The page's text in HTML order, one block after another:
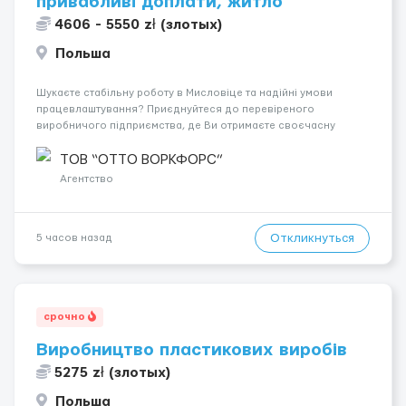
4606 - 5550 zł (злотых)
Польша
Шукаєте стабільну роботу в Мисловіце та надійні умови
працевлаштування? Приєднуйтеся до перевіреного
виробничого підприємства, де Ви отримаєте своєчасну
підібрати посаду відповідно до Ваших навичок
Локація: Мисловіце Форма пр...
ТОВ “ОТТО ВОРКФОРС”
Агентство
5 часов назад Откликнуться
срочно
Виробництво пластикових виробів
5275 zł (злотых)
Польша